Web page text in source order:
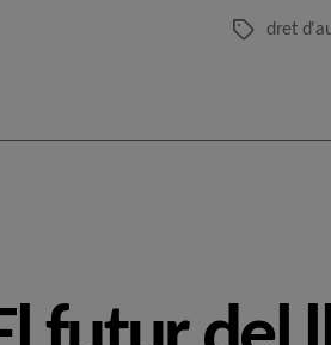
Etiquetes
dret